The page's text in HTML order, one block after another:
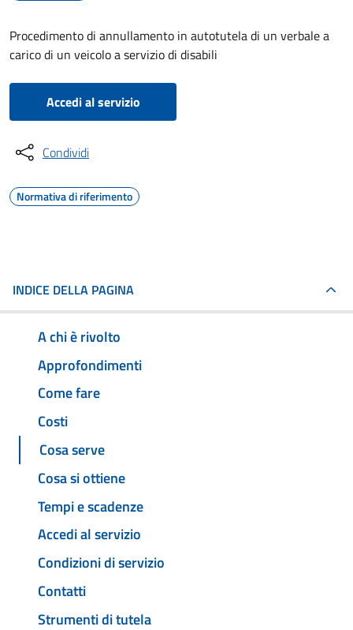
Procedimento di annullamento in autotutela di un verbale a
carico di un veicolo a servizio di disabili
Accedi al servizio
Condividi
Normativa di riferimento
INDICE DELLA PAGINA
A chi è rivolto
Approfondimenti
Come fare
Costi
Cosa serve
Cosa si ottiene
Tempi e scadenze
Accedi al servizio
Condizioni di servizio
Contatti
Strumenti di tutela